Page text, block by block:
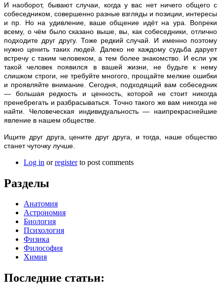
И наоборот, бывают случаи, когда у вас нет ничего общего с
собеседником, совершенно разные взгляды и позиции, интересы
и пр. Но на удивление, ваше общение идёт на ура. Вопреки
всему, о чём было сказано выше, вы, как собеседники, отлично
подходите друг другу. Тоже редкий случай. И именно поэтому
нужно ценить таких людей. Далеко не каждому судьба дарует
встречу с таким человеком, а тем более знакомство. И если уж
такой человек появился в вашей жизни, не будьте к нему
слишком строги, не требуйте многого, прощайте мелкие ошибки
и проявляйте внимание. Сегодня, подходящий вам собеседник
— большая редкость и ценность, которой не стоит никогда
пренебрегать и разбрасываться. Точно такого же вам никогда не
найти. Человеческая индивидуальность — наипрекраснейшие
явление в нашем обществе.
Ищите друг друга, цените друг друга, и тогда, наше общество
станет чуточку лучше.
Log in orregisterto post comments
Разделы
Анатомия
Астрономия
Биология
Психология
Физика
Философия
Химия
Последние статьи: